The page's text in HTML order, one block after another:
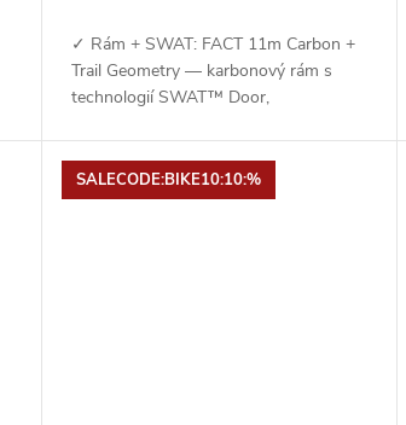
✓ Rám + SWAT: FACT 11m Carbon +
Trail Geometry — karbonový rám s
technologií SWAT™ Door,
SRAM UDH a...
SALECODE:BIKE10:10:%